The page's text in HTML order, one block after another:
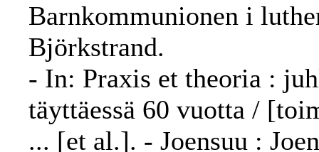
Barnkommunionen i
Björkstrand.
- In: Praxis et theoria :
täyttäessä 60 vuotta /
... [et al.]. - Joensuu :